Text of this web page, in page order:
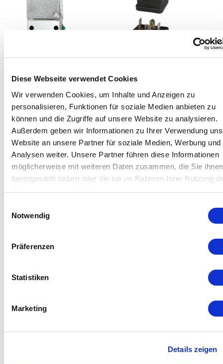
Diese Webseite verwendet Cookies
Wir verwenden Cookies, um Inhalte und Anzeigen zu
personalisieren, Funktionen für soziale Medien anbieten zu
können und die Zugriffe auf unsere Website zu analysieren.
Außerdem geben wir Informationen zu Ihrer Verwendung
Website an unsere Partner für soziale Medien, Werbung und
Analysen weiter. Unsere Partner führen diese Informationen
möglicherweise mit weiteren Daten zusammen, die Sie ihnen
bereitgestellt haben oder die sie im Rahmen Ihrer Nutzung
Dienste gesammelt haben.
Notwendig
Präferenzen
Statistiken
Marketing
Details zeigen
Druckbereiche bis 950 bar
Einstellbare Druckbereiche bis 950 bar
Siehe höhere Drücke